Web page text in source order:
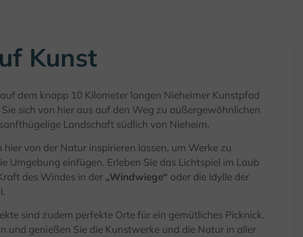
Kunst
dem knapp 10 Kilometer langen Nieheimer Kunstpfad
sich von hier aus auf den Weg zu außergewöhnlichen
Landschaft südlich von Nieheim.
von der Natur inspirieren lassen, um Werke zu
Umgebung einfügen. Erleben Sie das Lichtspiel im Laub
des Windes in der „Windwiege“ oder die Idylle der
sind zudem perfekte Orte für ein gemütliches Picknick.
und genießen Sie die Kunstwerke und die Natur in aller